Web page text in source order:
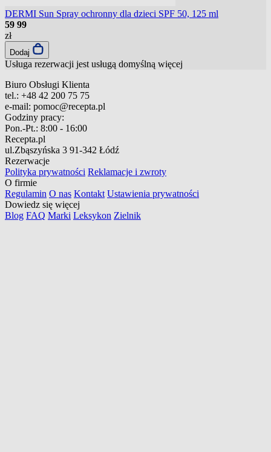
DERMI Sun Spray ochronny dla dzieci SPF 50, 125 ml
59 99
zł
Dodaj
Usługa rezerwacji jest usługą domyślną więcej
Biuro Obsługi Klienta
tel.: +48 42 200 75 75
e-mail: pomoc@recepta.pl
Godziny pracy:
Pon.-Pt.: 8:00 - 16:00
Recepta.pl
ul.Zbąszyńska 3 91-342 Łódź
Rezerwacje
Polityka prywatności Reklamacje i zwroty
O firmie
Regulamin O nas Kontakt Ustawienia prywatności
Dowiedz się więcej
Blog FAQ Marki Leksykon Zielnik